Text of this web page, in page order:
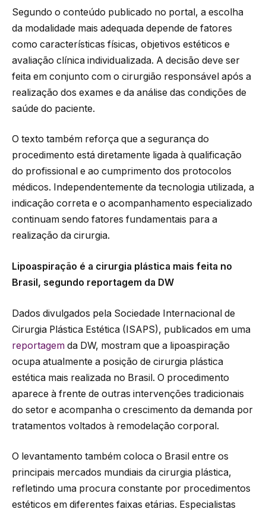
Segundo o conteúdo publicado no portal, a escolha
da modalidade mais adequada depende de fatores
como características físicas, objetivos estéticos e
avaliação clínica individualizada. A decisão deve ser
feita em conjunto com o cirurgião responsável após a
realização dos exames e da análise das condições de
saúde do paciente.
O texto também reforça que a segurança do
procedimento está diretamente ligada à qualificação
do profissional e ao cumprimento dos protocolos
médicos. Independentemente da tecnologia utilizada, a
indicação correta e o acompanhamento especializado
continuam sendo fatores fundamentais para a
realização da cirurgia.
Lipoaspiração é a cirurgia plástica mais feita no
Brasil, segundo reportagem da DW
Dados divulgados pela Sociedade Internacional de
Cirurgia Plástica Estética (ISAPS), publicados em uma
reportagem da DW, mostram que a lipoaspiração
ocupa atualmente a posição de cirurgia plástica
estética mais realizada no Brasil. O procedimento
aparece à frente de outras intervenções tradicionais
do setor e acompanha o crescimento da demanda por
tratamentos voltados à remodelação corporal.
O levantamento também coloca o Brasil entre os
principais mercados mundiais da cirurgia plástica,
refletindo uma procura constante por procedimentos
estéticos em diferentes faixas etárias. Especialistas